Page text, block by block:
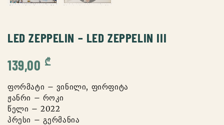
LED ZEPPELIN – LED ZEPPELIN III
139,00 ₾
ფორმატი – ვინილი, ფირფიტა
ჟანრი – როკი
წელი – 2022
პრესი – გერმანია